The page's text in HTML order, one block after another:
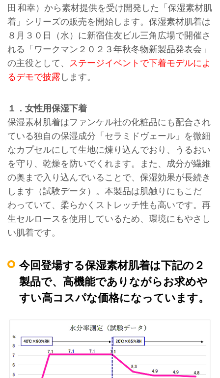
田 和幸）から素材提供を受け開発した「保湿素材肌
着」シリーズの販売を開始します。保湿素材肌着は
８月３０日（水）に新宿住友ビル三角広場で開催さ
れる「ワークマン２０２３年秋冬物新製品発表会」
の主役として、 ステージイベントで下着モデルによ
るデモで披露 します。
１．女性用保湿下着
保湿素材肌着はファンケル社の化粧品にも配合され
ている独自の保湿成分「セラミドヴェール」を微細
なカプセルにして生地に煉り込んでおり、うるおい
を守り、乾燥を防いでくれます。また、成分が繊維
の奥まで入り込んでいることで、保湿効果が長続き
します（試験データ）。本製品は肌触りにもこだ
わっていて、柔らかくストレッチ性も高いです。再
生セルロースを使用しているため、環境にもやさし
い肌着です。
今回登場する保湿素材肌着は下記の２
製品で、高機能でありながらお求めや
すい高コスパな価格になっています。